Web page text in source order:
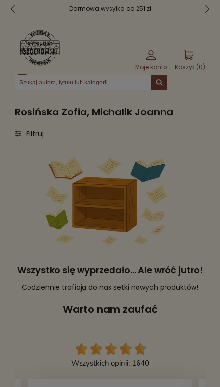
Darmowa wysyłka od 251 zł
Moje konto Koszyk (0)
Menu
Rosińska Zofia, Michalik Joanna
Filtruj
Wszystko się wyprzedało... Ale wróć jutro!
Codziennie trafiają do nas setki nowych produktów!
Warto nam zaufać
Wszystkich opinii: 1640